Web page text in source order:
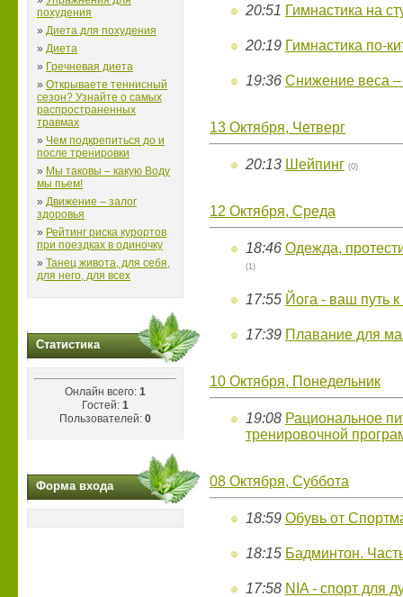
похудения
» Диета для похудения
» Диета
» Гречневая диета
» Открываете теннисный
сезон? Узнайте о самых
распространенных
травмах
» Чем подкрепиться до и
после тренировки
» Мы таковы – какую Воду
мы пьем!
» Движение – залог
здоровья
» Рейтинг риска курортов
при поездках в одиночку
» Танец живота, для себя,
для него, для всех
Статистика
Онлайн всего: 1
Гостей: 1
Пользователей: 0
Форма входа
20:51 Гимнастика на
20:19 Гимнастика по-
19:36 Снижение веса –
13 Октября, Четверг
20:13 Шейпинг (0)
12 Октября, Среда
18:46 Одежда,
(1)
17:55 Йога - ваш путь к
17:39 Плавание для
10 Октября, Понедельник
19:08 Рациональное
тренировочной
08 Октября, Суббота
18:59 Обувь от
18:15 Бадминтон.
17:58 NIA - спорт для